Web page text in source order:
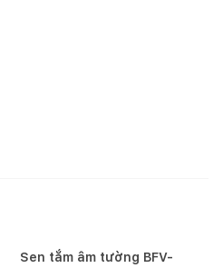
Sen tắm âm tường BFV-